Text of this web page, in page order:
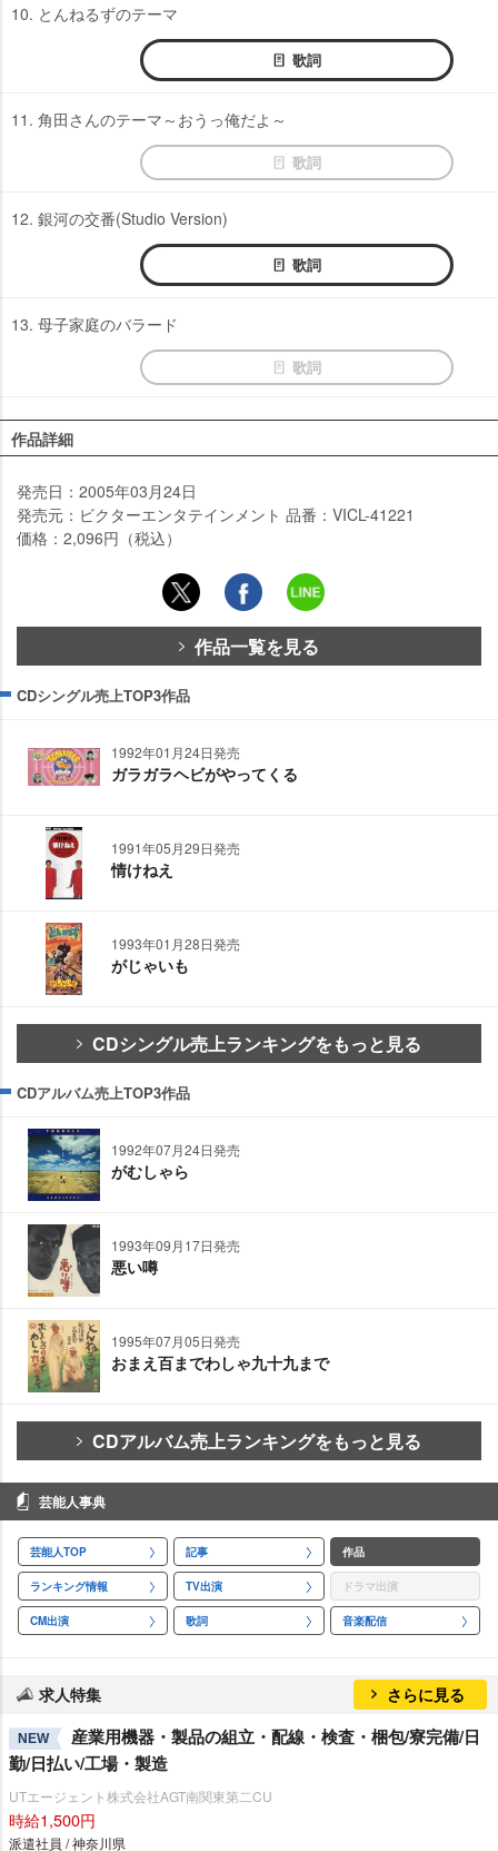
10. とんねるずのテーマ
歌詞
11. 角田さんのテーマ～おうっ俺だよ～
歌詞
12. 銀河の交番(Studio Version)
歌詞
13. 母子家庭のバラード
歌詞
作品詳細
発売日：2005年03月24日
発売元：ビクターエンタテインメント 品番：VICL-41221
価格：2,096円（税込）
作品一覧を見る
CDシングル売上TOP3作品
1992年01月24日発売
ガラガラヘビがやってくる
1991年05月29日発売
情けねえ
1993年01月28日発売
がじゃいも
CDシングル売上ランキングをもっと見る
CDアルバム売上TOP3作品
1992年07月24日発売
がむしゃら
1993年09月17日発売
悪い噂
1995年07月05日発売
おまえ百までわしゃ九十九まで
CDアルバム売上ランキングをもっと見る
芸能人事典
芸能人TOP 記事 作品
ランキング情報 TV出演 ドラマ出演
CM出演 歌詞 音楽配信
求人特集 さらに見る
NEW
産業用機器・製品の組立・配線・検査・梱包/寮完備/日
勤/日払い/工場・製造
UTエージェント株式会社AGT南関東第二CU
時給1,500円
派遣社員 / 神奈川県